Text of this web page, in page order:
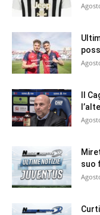
Il
suo